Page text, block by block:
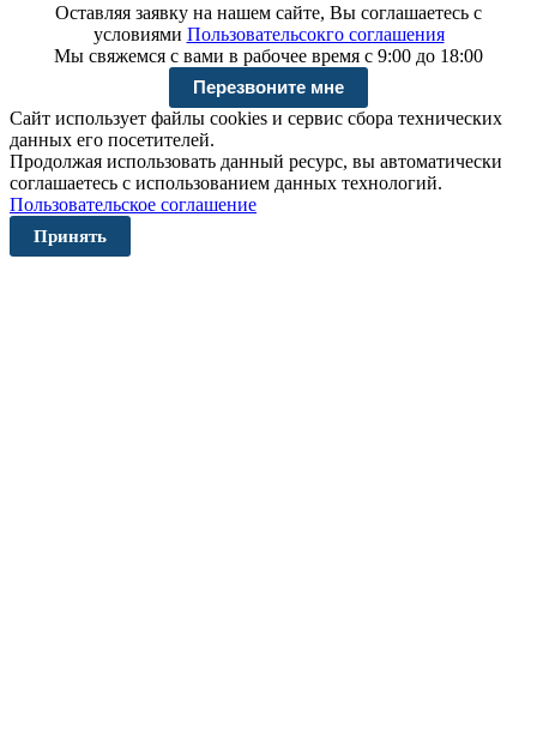
Оставляя заявку на нашем сайте, Вы соглашаетесь с
условиями Пользовательсокго соглашения
Мы свяжемся с вами в рабочее время с 9:00 до 18:00
Сайт использует файлы cookies и сервис сбора технических
данных его посетителей.
Продолжая использовать данный ресурс, вы автоматически
соглашаетесь с использованием данных технологий.
Пользовательское соглашение
Принять